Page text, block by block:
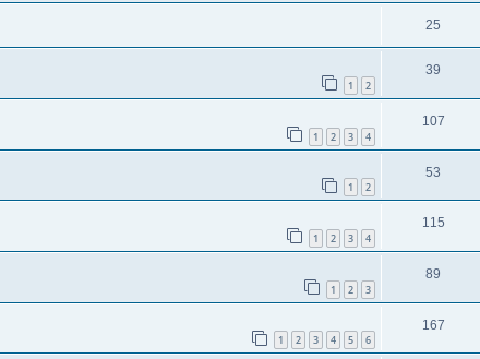
25
1 2
39
1 2 3 4
107
1 2
53
1 2 3 4
115
1 2 3
89
1 2 3 4 5 6
167